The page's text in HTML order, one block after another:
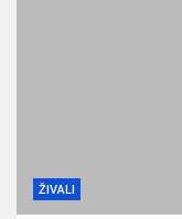
ŽIVALI